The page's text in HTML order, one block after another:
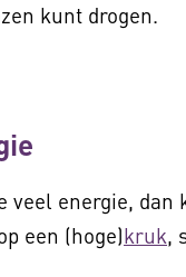
kunt drogen.
veel energie,
een (hoge)kruk,